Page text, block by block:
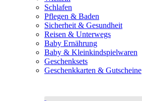
Schlafen
Pflegen & Baden
Sicherheit & Gesundheit
Reisen & Unterwegs
Baby Ernährung
Baby & Kleinkindspielwaren
Geschenksets
Geschenkkarten & Gutscheine